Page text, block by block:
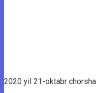
2020 yil 21-oktabr